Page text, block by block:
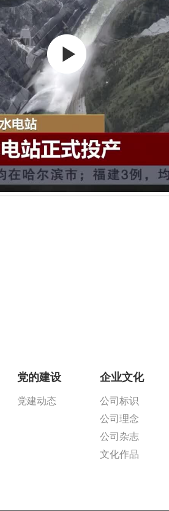
党的建设
党建动态
企业文化
公司标识
公司理念
公司杂志
文化作品